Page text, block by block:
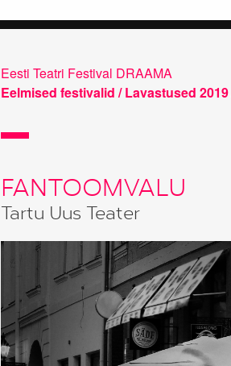
Eesti Teatri Festival DRAAMA
Eelmised festivalid /Lavastused 2019
FANTOOMVALU
Tartu Uus Teater